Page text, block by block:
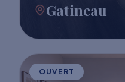
Gatineau
OUVERT